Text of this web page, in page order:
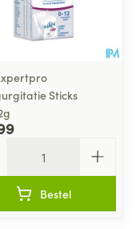
Sticks
Bestel